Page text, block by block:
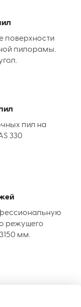
поверхности
пилорамы.
пил на
330
режущего
мм.